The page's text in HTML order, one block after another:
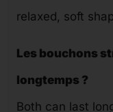
relaxed, soft
Les bouchons
longtemps ?
Both can last